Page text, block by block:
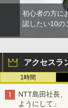
初心者の方に
認したい10の
アクセスラ
1時間
NTT島田社長
ようにして」